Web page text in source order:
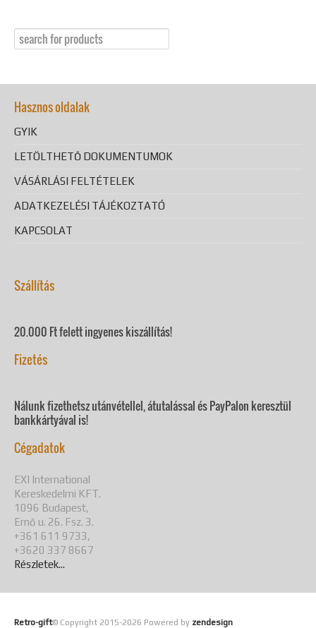
Hasznos oldalak
GYIK
LETÖLTHETŐ DOKUMENTUMOK
VÁSÁRLÁSI FELTÉTELEK
ADATKEZELÉSI TÁJÉKOZTATÓ
KAPCSOLAT
Szállítás
20.000 Ft felett ingyenes kiszállítás!
Fizetés
Nálunk fizethetsz utánvétellel, átutalással és PayPalon keresztül
bankkártyával is!
Cégadatok
EXI International
Kereskedelmi KFT.
1096 Budapest,
Ernő u. 26. Fsz. 3.
+361 611 9733,
+3620 337 8667
Részletek...
Retro-gift© Copyright 2015-2026 Powered by zendesign